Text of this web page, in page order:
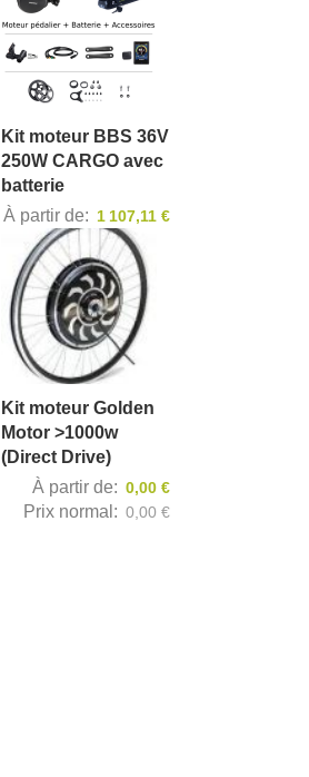
Kit moteur BBS 36V
250W CARGO avec
batterie
À partir de
1 107,11 €
Kit moteur Golden
Motor >1000w
(Direct Drive)
À partir de
0,00 €
Prix normal 0,00 €